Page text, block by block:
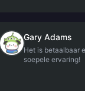
Gary Adams
Het is betaalbaar
soepele ervaring!